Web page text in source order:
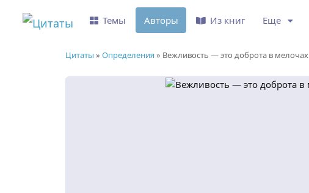
Цитаты » Определения» Вежливость — это доброта в мелочах
Темы Авторы Из книг Еще